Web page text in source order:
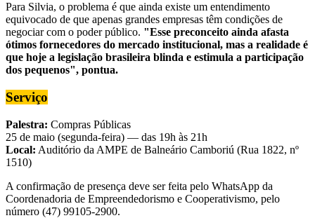
Para Silvia, o problema é que ainda existe um entendimento
equivocado de que apenas grandes empresas têm condições de
negociar com o poder público. "Esse preconceito ainda afasta
ótimos fornecedores do mercado institucional, mas a realidade é
que hoje a legislação brasileira blinda e estimula a participação
dos pequenos", pontua.
Serviço
Palestra: Compras Públicas
25 de maio (segunda-feira) — das 19h às 21h
Local: Auditório da AMPE de Balneário Camboriú (Rua 1822, nº
1510)
A confirmação de presença deve ser feita pelo WhatsApp da
Coordenadoria de Empreendedorismo e Cooperativismo, pelo
número (47) 99105-2900.